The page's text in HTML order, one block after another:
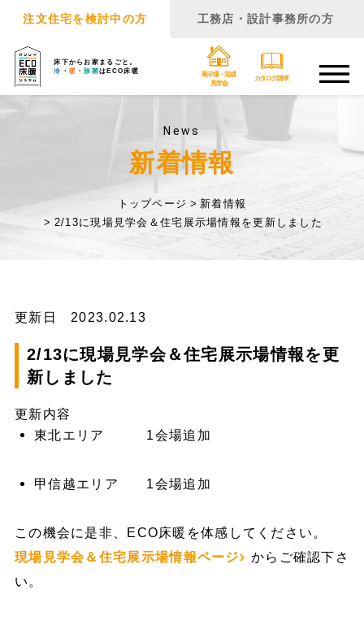
床下からお家まるごと。
冷 ・ 暖 ・ 除菌はECO床暖
展示場・完成
見学会
カタログ請求
注文住宅を検討中の方 工務店・設計事務所の方
News
新着情報
トップページ
新着情報
2/13に現場見学会＆住宅展示場情報を更新しました
更新日 2023.02.13
2/13に現場見学会＆住宅展示場情報を更
新しました
更新内容
東北エリア 1会場追加
甲信越エリア 1会場追加
この機会に是非、ECO床暖を体感してください。
現場見学会＆住宅展示場情報ページ
からご確認下さ
い。